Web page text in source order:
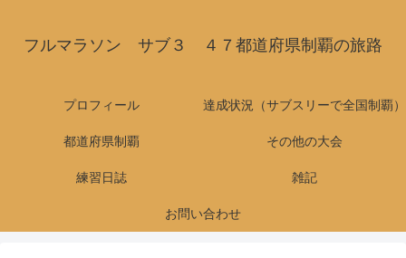
フルマラソン サブ３ ４７都道府県制覇の旅路
プロフィール 達成状況（サブスリーで全国制覇）
都道府県制覇 その他の大会
練習日誌 雑記
お問い合わせ